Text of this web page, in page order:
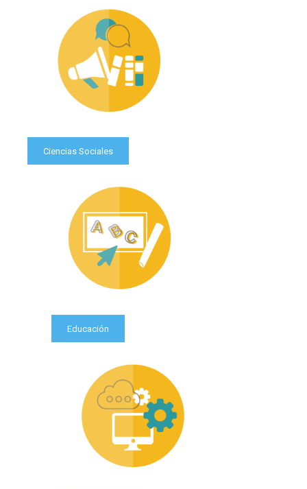
Ciencias Sociales
Educación